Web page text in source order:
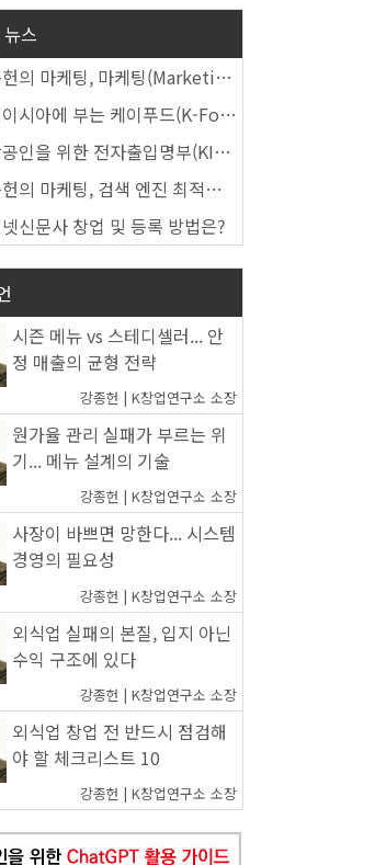
스
의 마케팅, 마케팅(Marketing)의 정의
아에 부는 케이푸드(K-Food) 열풍, 김치가 이어간다
을 위한 전자출입명부(KI-Pass)를 활용한다
케팅, 검색 엔진 최적화(SEO, Search Engine Optimization)란
신문사 창업 및 등록 방법은?
시즌 메뉴 vs 스테디셀러... 안
정 매출의 균형 전략
강종헌 | K창업연구소 소장
원가율 관리 실패가 부르는 위
기... 메뉴 설계의 기술
강종헌 | K창업연구소 소장
사장이 바쁘면 망한다... 시스템
경영의 필요성
강종헌 | K창업연구소 소장
외식업 실패의 본질, 입지 아닌
수익 구조에 있다
강종헌 | K창업연구소 소장
외식업 창업 전 반드시 점검해
야 할 체크리스트 10
강종헌 | K창업연구소 소장